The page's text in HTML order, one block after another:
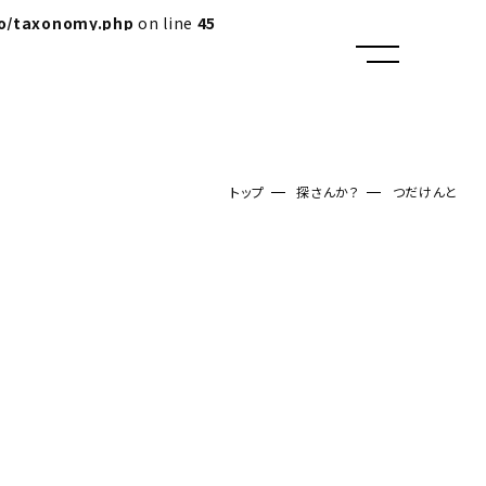
taxonomy.php on line 45
トップ 探さんか？ つだけんと